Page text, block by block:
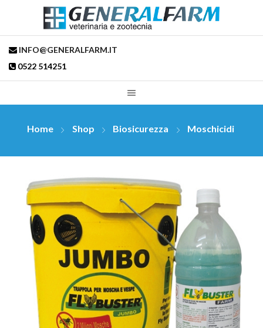
INFO@GENERALFARM.IT
0522 514251
Home Shop Biosicurezza Moschicidi